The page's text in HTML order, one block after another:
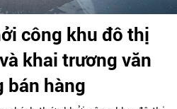
công khu đô thị
khai trương văn
bán hàng